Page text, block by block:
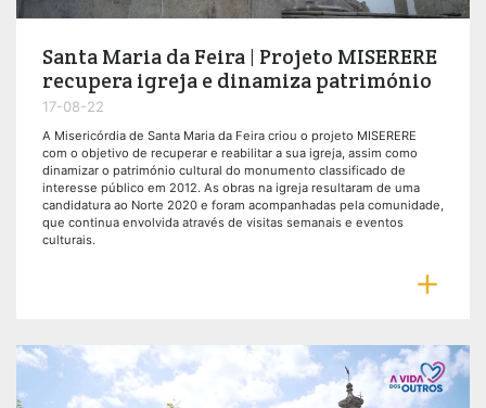
Santa Maria da Feira | Projeto MISERERE
recupera igreja e dinamiza património
17-08-22
A Misericórdia de Santa Maria da Feira criou o projeto MISERERE
com o objetivo de recuperar e reabilitar a sua igreja, assim como
dinamizar o património cultural do monumento classificado de
interesse público em 2012. As obras na igreja resultaram de uma
candidatura ao Norte 2020 e foram acompanhadas pela comunidade,
que continua envolvida através de visitas semanais e eventos
culturais.
